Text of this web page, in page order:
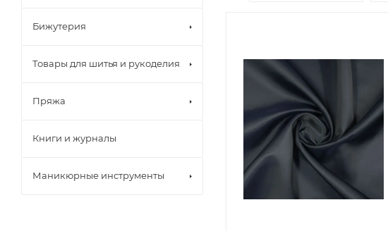
Бижутерия
Товары для шитья и рукоделия
Пряжа
Книги и журналы
Маникюрные инструменты